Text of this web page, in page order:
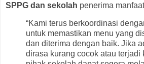
SPPG dan sekolah penerima
“Kami terus berkoordinasi
untuk memastikan menu yang
dan diterima dengan baik. Jika
dirasa kurang cocok atau terjadi